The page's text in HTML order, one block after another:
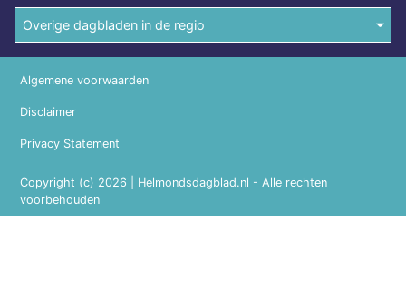
Overige dagbladen in de regio
Copyright (c) 2026 | Helmondsdagblad.nl - Alle rechten
voorbehouden
Algemene voorwaarden
Disclaimer
Privacy Statement